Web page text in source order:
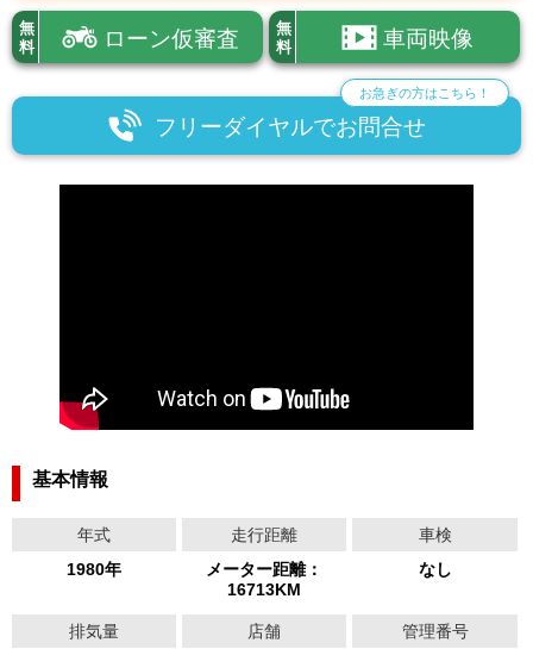
無
料
ローン仮審査
無
料
車両映像
フリーダイヤルでお問合せ
お急ぎの方はこちら！
基本情報
年式
1980年
走行距離
メーター距離：
16713KM
車検
なし
排気量
店舗
管理番号